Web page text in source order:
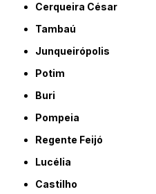
Cerqueira César
Tambaú
Junqueirópolis
Potim
Buri
Pompeia
Regente Feijó
Lucélia
Castilho